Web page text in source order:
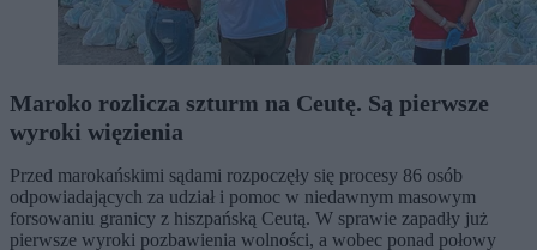
Maroko rozlicza szturm na Ceutę. Są pierwsze
wyroki więzienia
Przed marokańskimi sądami rozpoczęły się procesy 86 osób
odpowiadających za udział i pomoc w niedawnym masowym
forsowaniu granicy z hiszpańską Ceutą. W sprawie zapadły już
pierwsze wyroki pozbawienia wolności, a wobec ponad połowy